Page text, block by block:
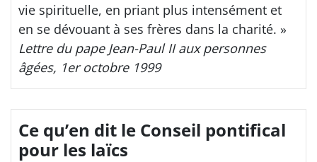
vie spirituelle, en priant plus intensément et
en se dévouant à ses frères dans la charité. »
Lettre du pape Jean-Paul II aux personnes
âgées, 1er octobre 1999
Ce qu’en dit le Conseil pontifical
pour les laïcs